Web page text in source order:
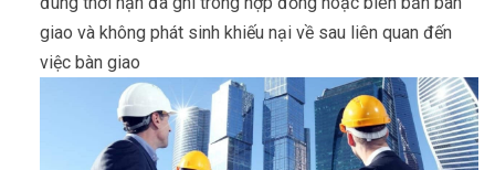
giao và không phát sinh khiếu nại về sau liên quan đến
việc bàn giao